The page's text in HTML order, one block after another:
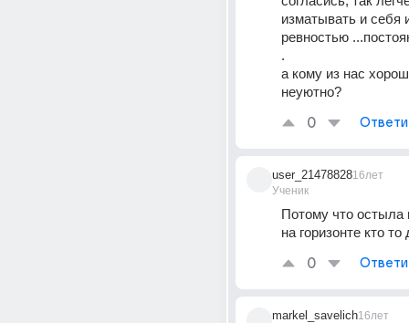
изматывать и себя
ревностью
.
а кому из нас
неуютно?
0
user_21478828
Ученик
16лет
Потому что остыла
на горизонте кто то
0
markel_savelich16лет